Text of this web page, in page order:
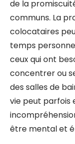
de la
communs. La
colocataires
temps
ceux qui ont
concentrer ou
des salles de
vie peut parfois
être mental et